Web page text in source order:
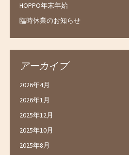
HOPPO年末年始
臨時休業のお知らせ
アーカイブ
2026年4月
2026年1月
2025年12月
2025年10月
2025年8月